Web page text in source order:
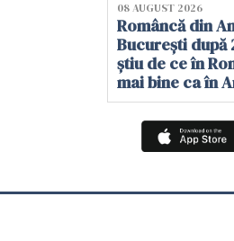
08 AUGUST 2026
Româncă din
București după
știu de ce în
mai bine ca în